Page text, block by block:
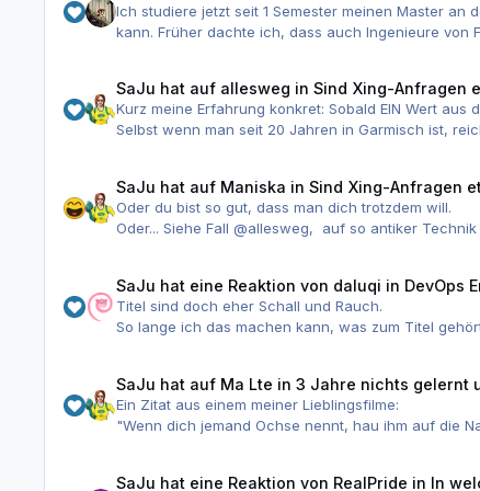
Ich studiere jetzt seit 1 Semester meinen Master
kann. Früher dachte ich, dass auch Ingenieure von
vorbei.
SaJu hat auf allesweg in Sind Xing-Anfragen
Kurz meine Erfahrung konkret: Sobald EIN Wert
Selbst wenn man seit 20 Jahren in Garmisch ist,
Selbst wenn man explizit Reisetätigkeit/
für den auf 6 Monate befristeten Posten aufgeben!
Bei solchen Nachrichten wachsen mir die
Und wie @Maniska erwähnt: Man reiche mir einen
SaJu hat auf Maniska in Sind Xing-Anfragen
Oder du bist so gut, dass man dich trotzdem will.
Oder... Siehe Fall @allesweg, auf so antiker
SaJu hat eine Reaktion von daluqi in DevOps
Titel sind doch eher Schall und Rauch.
So lange ich das machen kann, was zum Titel
SaJu hat auf Ma Lte in 3 Jahre nichts gelernt
Ein Zitat aus einem meiner Lieblingsfilme:
"Wenn dich jemand Ochse nennt, hau ihm auf die
kannst. Einige Leute sind auch durchaus angetan
SaJu hat eine Reaktion von RealPride in In